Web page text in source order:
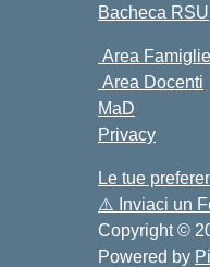
Bacheca RSU
Area Famiglie
Area Docenti
MaD
Privacy
Le tue
⚠️ Inviaci un
Copyright ©
Powered by